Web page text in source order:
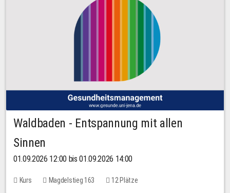
Waldbaden - Entspannung mit allen
Sinnen
01.09.2026 12:00 bis 01.09.2026 14:00
Kurs Magdelstieg 163 12 Plätze